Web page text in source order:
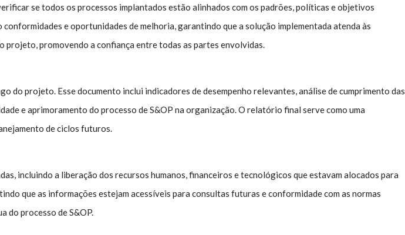
se todos os processos implantados estão alinhados com os padrões, políticas e objetivos
e oportunidades de melhoria, garantindo que a solução implementada atenda às
promovendo a confiança entre todas as partes envolvidas.
projeto. Esse documento inclui indicadores de desempenho relevantes, análise de cumprimento das
e aprimoramento do processo de S&OP na organização. O relatório final serve como uma
de ciclos futuros.
incluindo a liberação dos recursos humanos, financeiros e tecnológicos que estavam alocados para
que as informações estejam acessíveis para consultas futuras e conformidade com as normas
do processo de S&OP.